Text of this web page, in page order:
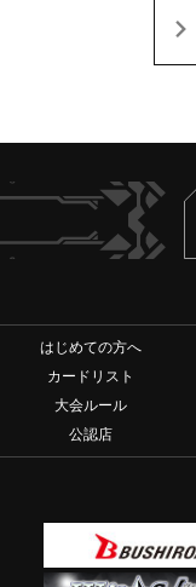
はじめての方へ
カードリスト
大会ルール
公認店